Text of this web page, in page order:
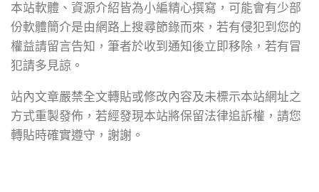
本站軟體、資源介紹皆為小編精心撰寫，可能會有少部
份軟體簡介是由網路上搜尋節錄而來，若有侵犯到您的
權益請留言告知，筆者於收到通知後立即移除，若有冒
犯請多見諒。
站內文章嚴禁全文轉貼或修改內容及未標示本站網址之
方式重製發佈，若經發現本站將保留法律追訴權，請您
轉貼時確實遵守，謝謝。